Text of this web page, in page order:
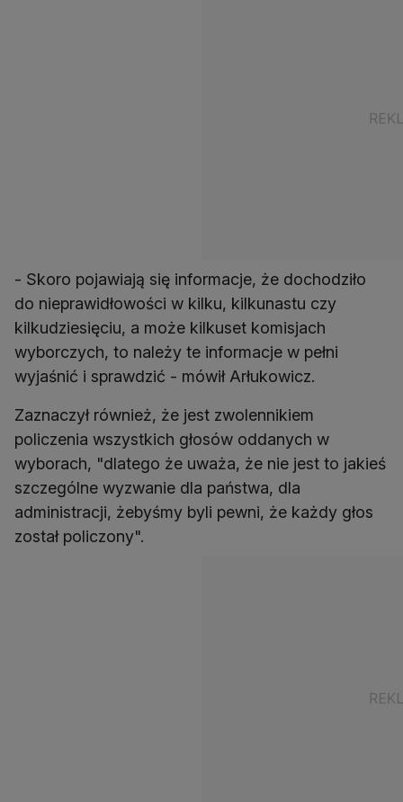
- Skoro pojawiają się informacje, że dochodziło
do nieprawidłowości w kilku, kilkunastu czy
kilkudziesięciu, a może kilkuset komisjach
wyborczych, to należy te informacje w pełni
wyjaśnić i sprawdzić - mówił Arłukowicz.
Zaznaczył również, że jest zwolennikiem
policzenia wszystkich głosów oddanych w
wyborach, "dlatego że uważa, że nie jest to jakieś
szczególne wyzwanie dla państwa, dla
administracji, żebyśmy byli pewni, że każdy głos
został policzony".